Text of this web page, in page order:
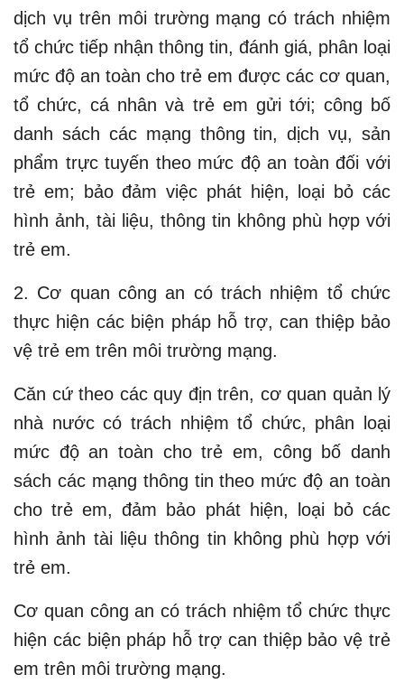
dịch vụ trên môi trường mạng có trách nhiệm
tổ chức tiếp nhận thông tin, đánh giá, phân loại
mức độ an toàn cho trẻ em được các cơ quan,
tổ chức, cá nhân và trẻ em gửi tới; công bố
danh sách các mạng thông tin, dịch vụ, sản
phẩm trực tuyến theo mức độ an toàn đối với
trẻ em; bảo đảm việc phát hiện, loại bỏ các
hình ảnh, tài liệu, thông tin không phù hợp với
trẻ em.
2. Cơ quan công an có trách nhiệm tổ chức
thực hiện các biện pháp hỗ trợ, can thiệp bảo
vệ trẻ em trên môi trường mạng.
Căn cứ theo các quy địn trên, cơ quan quản lý
nhà nước có trách nhiệm tổ chức, phân loại
mức độ an toàn cho trẻ em, công bố danh
sách các mạng thông tin theo mức độ an toàn
cho trẻ em, đảm bảo phát hiện, loại bỏ các
hình ảnh tài liệu thông tin không phù hợp với
trẻ em.
Cơ quan công an có trách nhiệm tổ chức thực
hiện các biện pháp hỗ trợ can thiệp bảo vệ trẻ
em trên môi trường mạng.